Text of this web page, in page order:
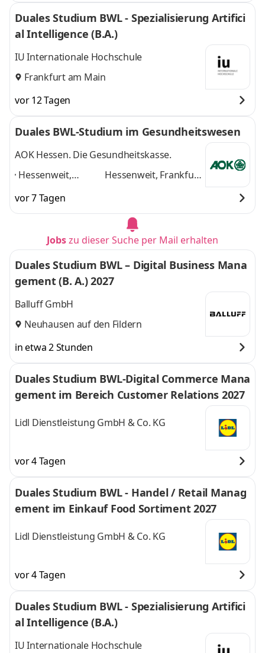
Duales Studium BWL - Spezialisierung Artifici
al Intelligence (B.A.)
IU Internationale Hochschule
Frankfurt am Main
vor 12 Tagen
Duales BWL-Studium im Gesundheitswesen
AOK Hessen. Die Gesundheitskasse.
Hessenweit,
Darmstadt, Kassel,
Gießen, Dieburg,
Marburg,
Hessenweit, Frankfurt
Dieburg, Hanau,
Wiesbaden, Marburg
und 6 weitere
vor 7 Tagen
Jobszu dieser Suche per Mail erhalten
Duales Studium BWL – Digital Business Mana
gement (B. A.) 2027
Balluff GmbH
Neuhausen auf den Fildern
in etwa 2 Stunden
Duales Studium BWL-Digital Commerce Mana
gement im Bereich Customer Relations 2027
Lidl Dienstleistung GmbH & Co. KG
vor 4 Tagen
Duales Studium BWL - Handel / Retail Manag
ement im Einkauf Food Sortiment 2027
Lidl Dienstleistung GmbH & Co. KG
vor 4 Tagen
Duales Studium BWL - Spezialisierung Artifici
al Intelligence (B.A.)
IU Internationale Hochschule